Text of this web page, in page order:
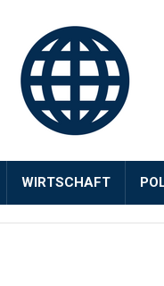
WIRTSCHAFT